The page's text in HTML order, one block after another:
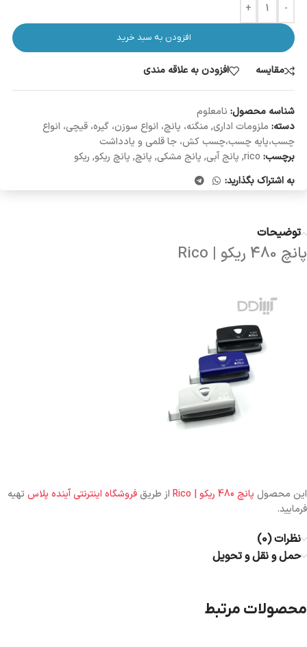
-
+
افزودن به سبد خرید
مقایسه افزودن به علاقه مندی
شناسه محصول: نامعلوم
دسته: ملزومات اداری, منگنه، پانچ، انواع سوزن، گیره، قیچی، انواع
چسب،پایه چسب،چسب کش، جا قلمی و یادداشت
برچسب: rico
, پانج آبی, پانج مشکی, پانچ, پانچ ریکو, ریکو
به اشتراک بگذارید:
توضیحات
پانچ 480 ریکو | Rico
این محصول پانچ 480 ریکو | Rico از طریقفروشگاه اینترنتی آینده پلاستهیه
فرمایید.
نظرات (0)
حمل و نقل و تحویل
محصولات مرتبط